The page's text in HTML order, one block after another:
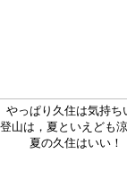
やっぱり久住は気持ち
山は，夏といえども
夏の久住はいい！